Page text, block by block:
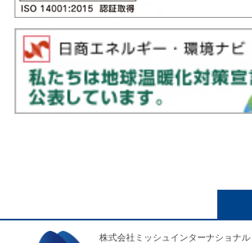
株式会社ミッシュインターナショナル